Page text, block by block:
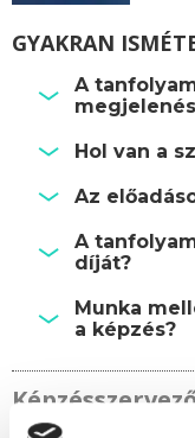
GYAKRAN
A
Hol van a
Az
A
díját?
Munka
a képzés?